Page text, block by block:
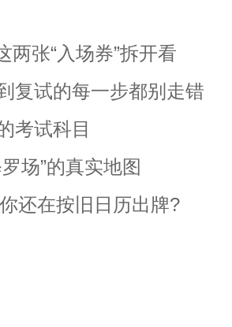
张“入场券”拆开看
复试的每一步都别走错
考试科目
场”的真实地图
还在按旧日历出牌?